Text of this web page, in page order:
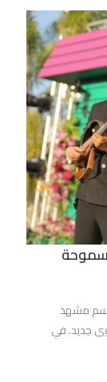
سموحة
مشهد
جديد. في